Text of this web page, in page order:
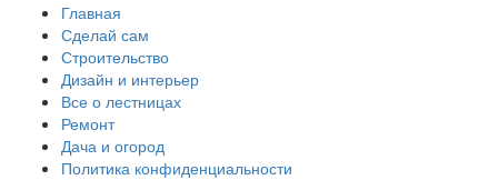
Главная
Сделай сам
Строительство
Дизайн и интерьер
Все о лестницах
Ремонт
Дача и огород
Политика конфиденциальности